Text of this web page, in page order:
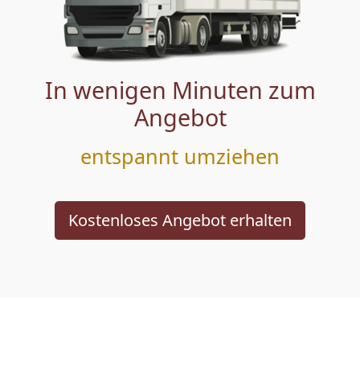
In wenigen Minuten zum
Angebot
entspannt umziehen
Kostenloses Angebot erhalten